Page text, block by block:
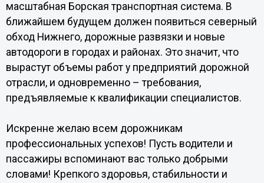
масштабная Борская транспортная система. В
ближайшем будущем должен появиться северный
обход Нижнего, дорожные развязки и новые
автодороги в городах и районах. Это значит, что
вырастут объемы работ у предприятий дорожной
отрасли, и одновременно – требования,
предъявляемые к квалификации специалистов.
Искренне желаю всем дорожникам
профессиональных успехов! Пусть водители и
пассажиры вспоминают вас только добрыми
словами! Крепкого здоровья, стабильности и